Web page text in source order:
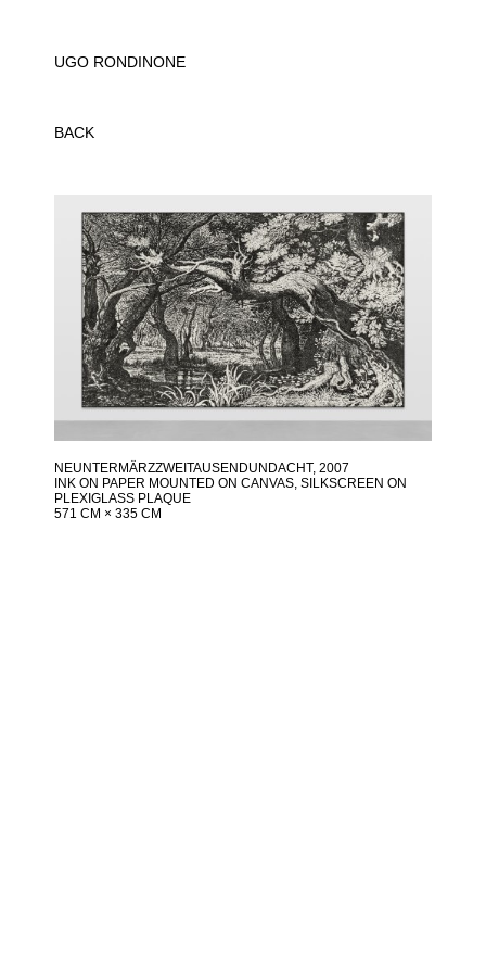
UGO RONDINONE
BACK
NEUNTERMÄRZZWEITAUSENDUNDACHT, 2007
INK ON PAPER MOUNTED ON CANVAS, SILKSCREEN ON
PLEXIGLASS PLAQUE
571 CM × 335 CM